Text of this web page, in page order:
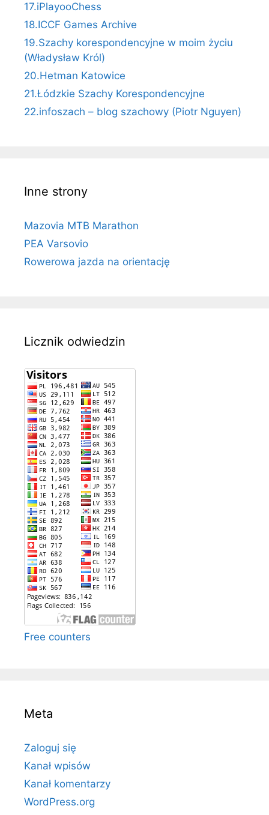
17.iPlayooChess
18.ICCF Games Archive
19.Szachy korespondencyjne w moim życiu
(Władysław Król)
20.Hetman Katowice
21.Łódzkie Szachy Korespondencyjne
22.infoszach – blog szachowy (Piotr Nguyen)
Inne strony
Mazovia MTB Marathon
PEA Varsovio
Rowerowa jazda na orientację
Licznik odwiedzin
Free counters
Meta
Zaloguj się
Kanał wpisów
Kanał komentarzy
WordPress.org